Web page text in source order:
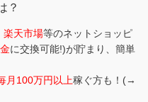
？
楽天市場等のネットショッピ
に交換可能!)が貯まり、簡単
月100万円以上稼ぐ方も！(→